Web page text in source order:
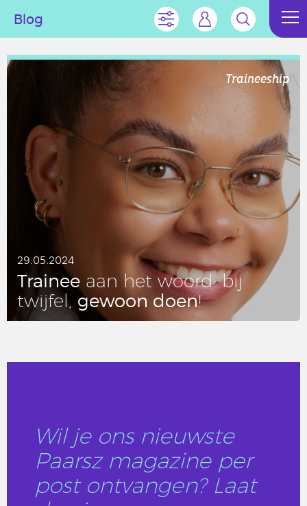
Blog
Traineeship
29.05.2024
Trainee aan het woord: bij
twijfel, gewoon doen!
Wil je ons nieuwste
Paarsz magazine per
post ontvangen? Laat